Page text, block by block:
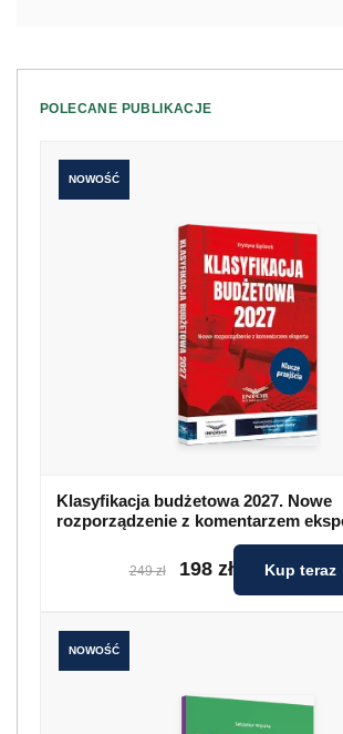
POLECANE PUBLIKACJE
NOWOŚĆ
Klasyfikacja budżetowa 2027. Nowe
rozporządzenie z komentarzem
249 zł 198 zł Kup teraz
NOWOŚĆ